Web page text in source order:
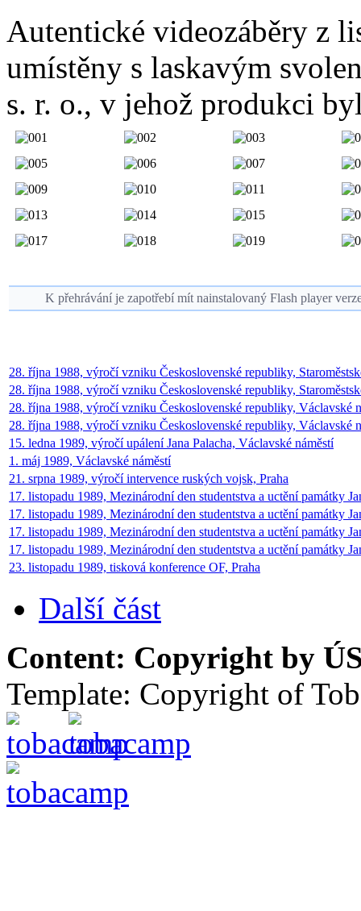
Autentické videozáběry z
umístěny s laskavým
s. r. o., v jehož produkci
K přehrávání je zapotřebí mít nainstalovaný Flash player
28. října 1988, výročí vzniku Československé republiky,
28. října 1988, výročí vzniku Československé republiky,
28. října 1988, výročí vzniku Československé republiky, Václavské
28. října 1988, výročí vzniku Československé republiky, Václavské
15. ledna 1989, výročí upálení Jana Palacha, Václavské náměstí
1. máj 1989, Václavské náměstí
21. srpna 1989, výročí intervence ruských vojsk, Praha
17. listopadu 1989, Mezinárodní den studentstva a uctění památky
17. listopadu 1989, Mezinárodní den studentstva a uctění památky
17. listopadu 1989, Mezinárodní den studentstva a uctění památky
17. listopadu 1989, Mezinárodní den studentstva a uctění památky
23. listopadu 1989, tisková konference OF, Praha
Další část
Content: Copyright by
Template: Copyright of